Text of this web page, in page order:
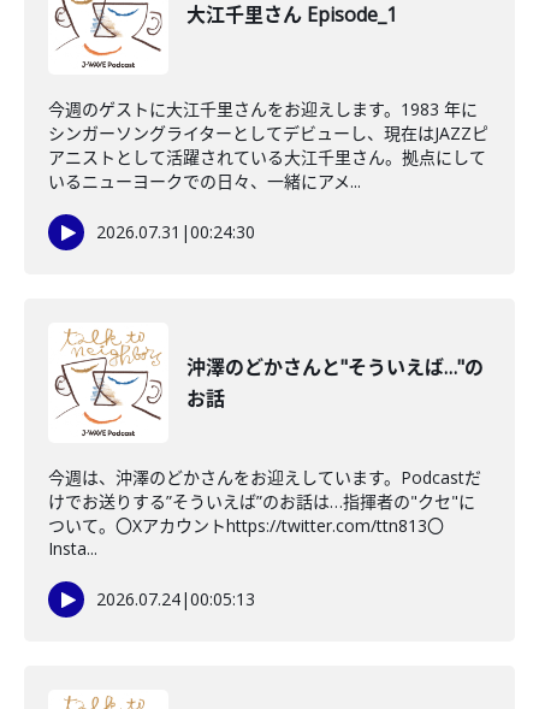
大江千里さん Episode_1
今週のゲストに大江千里さんをお迎えします。1983 年に
シンガーソングライターとしてデビューし、現在はJAZZピ
アニストとして活躍されている大江千里さん。拠点にして
いるニューヨークでの日々、一緒にアメ...
2026.07.31 |00:24:30
沖澤のどかさんと"そういえば…"の
お話
今週は、沖澤のどかさんをお迎えしています。Podcastだ
けでお送りする”そういえば”のお話は…指揮者の"クセ"に
ついて。〇Xアカウントhttps://twitter.com/ttn813〇
Insta...
2026.07.24|00:05:13